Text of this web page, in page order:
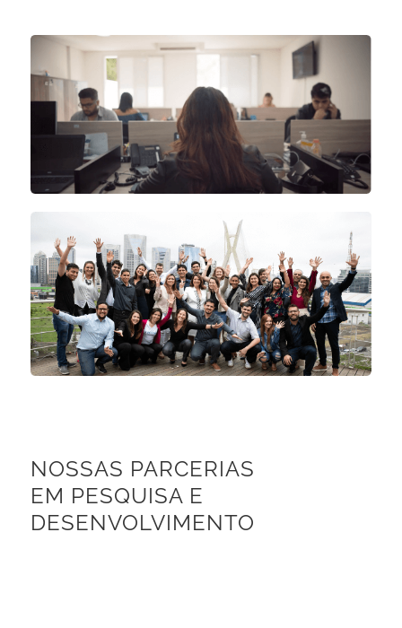
NOSSAS PARCERIAS
EM PESQUISA E
DESENVOLVIMENTO